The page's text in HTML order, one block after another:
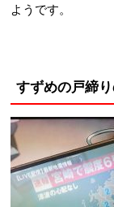
ようです。
すずめの戸締